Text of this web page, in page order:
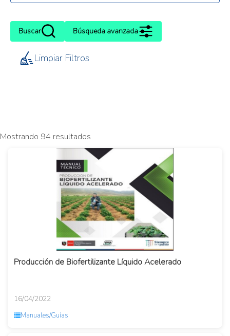
Buscar Búsqueda avanzada
Limpiar Filtros
Mostrando 94 resultados
Producción de Biofertilizante Líquido Acelerado
16/04/2022
Manuales/Guías